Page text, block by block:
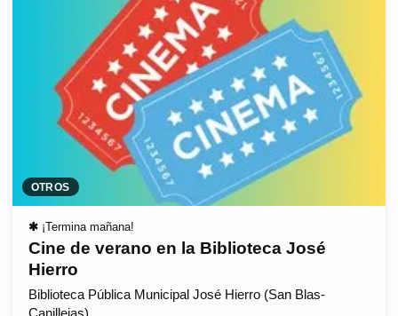
OTROS
✱ ¡Termina mañana!
Cine de verano en la Biblioteca José
Hierro
Biblioteca Pública Municipal José Hierro (San Blas-
Canillejas)